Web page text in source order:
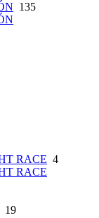
135
RACE 4
RACE
19